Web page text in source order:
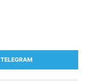
TELEGRAM